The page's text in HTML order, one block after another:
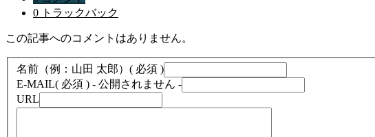
0 トラックバック
この記事へのコメントはありません。
名前（例：山田 太郎） ( 必須 )
E-MAIL( 必須 ) - 公開されません -
URL